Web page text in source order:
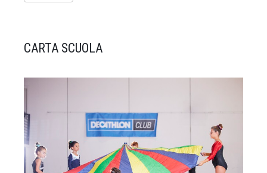
CARTA SCUOLA